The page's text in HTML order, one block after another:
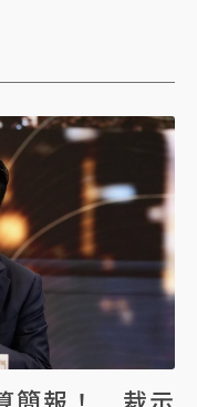
演習及相關工作的
民眾能即時掌握訊
關負責。